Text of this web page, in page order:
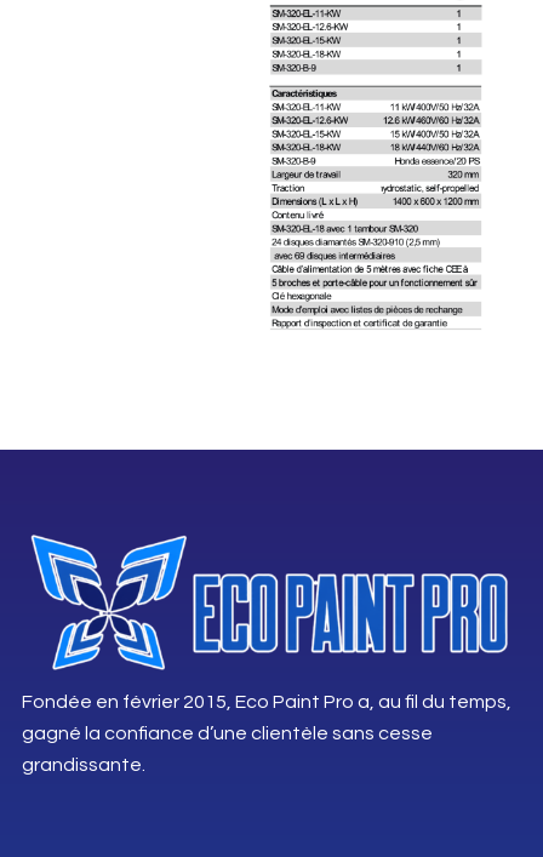
Fondée en février 2015, Eco Paint Pro a, au fil du temps,
gagné la confiance d’une clientèle sans cesse
grandissante.